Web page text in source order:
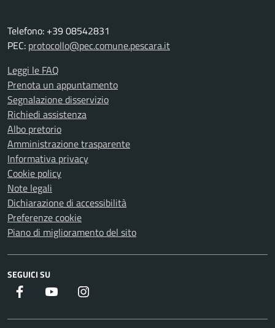
Telefono: +39 08542831
PEC: protocollo@pec.comune.pescara.it
Leggi le FAQ
Prenota un appuntamento
Segnalazione disservizio
Richiedi assistenza
Albo pretorio
Amministrazione trasparente
Informativa privacy
Cookie policy
Note legali
Dichiarazione di accessibilità
Preferenze cookie
Piano di miglioramento del sito
SEGUICI SU
Facebook Youtube